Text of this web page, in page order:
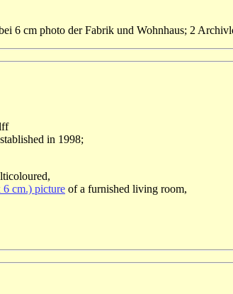
6 cm photo der Fabrik und Wohnhaus; 2
in 1998;
cm.) picture of a furnished living room,